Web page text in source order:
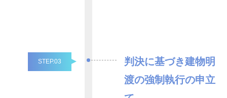
STEP.03
判決に基づき建物明
渡の強制執行の申立